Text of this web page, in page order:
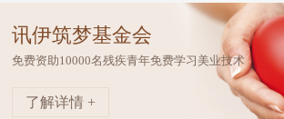
讯伊筑梦基金会
免费资助10000名残疾青年免费学习美业技术
了解详情 +